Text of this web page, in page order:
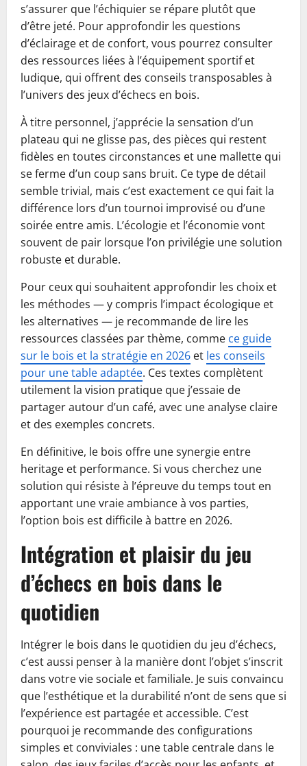
s’assurer que l’échiquier se répare plutôt que
d’être jeté. Pour approfondir les questions
d’éclairage et de confort, vous pourrez consulter
des ressources liées à l’équipement sportif et
ludique, qui offrent des conseils transposables à
l’univers des jeux d’échecs en bois.
À titre personnel, j’apprécie la sensation d’un
plateau qui ne glisse pas, des pièces qui restent
fidèles en toutes circonstances et une mallette qui
se ferme d’un coup sans bruit. Ce type de détail
semble trivial, mais c’est exactement ce qui fait la
différence lors d’un tournoi improvisé ou d’une
soirée entre amis. L’écologie et l’économie vont
souvent de pair lorsque l’on privilégie une solution
robuste et durable.
Pour ceux qui souhaitent approfondir les choix et
les méthodes — y compris l’impact écologique et
les alternatives — je recommande de lire les
ressources classées par thème, comme ce guide
sur le bois et la stratégie en 2026 et les conseils
pour une table adaptée. Ces textes complètent
utilement la vision pratique que j’essaie de
partager autour d’un café, avec une analyse claire
et des exemples concrets.
En définitive, le bois offre une synergie entre
heritage et performance. Si vous cherchez une
solution qui résiste à l’épreuve du temps tout en
apportant une vraie ambiance à vos parties,
l’option bois est difficile à battre en 2026.
Intégration et plaisir du jeu
d’échecs en bois dans le
quotidien
Intégrer le bois dans le quotidien du jeu d’échecs,
c’est aussi penser à la manière dont l’objet s’inscrit
dans votre vie sociale et familiale. Je suis convaincu
que l’esthétique et la durabilité n’ont de sens que si
l’expérience est partagée et accessible. C’est
pourquoi je recommande des configurations
simples et conviviales : une table centrale dans le